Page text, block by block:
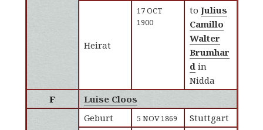
Heirat
17 OCT
1900
to Julius
Camillo
Walter
Brumhar
d in
Nidda
F
Luise Cloos
Geburt
5 NOV 1869 Stuttgart